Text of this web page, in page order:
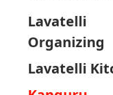
Lavatelli
Organizing
Lavatelli